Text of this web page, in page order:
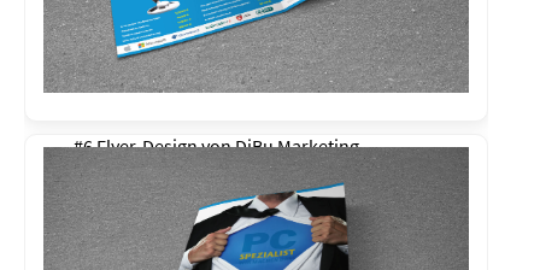
#6 Flyer-Design vonDiBu Marketing